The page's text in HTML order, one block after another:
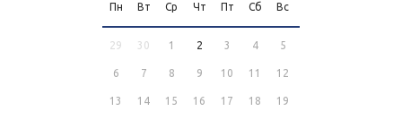
Пн Вт Ср Чт Пт Сб Вс
29 30 1 2 3 4 5
6 7 8 9 10 11 12
13 14 15 16 17 18 19